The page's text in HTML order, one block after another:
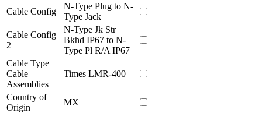
Cable Config
N-Type Plug to N-
Type Jack
Cable Config
2
N-Type Jk Str
Bkhd IP67 to N-
Type Pl R/A IP67
Cable Type
Cable
Assemblies
Times LMR-400
Country of
Origin
MX